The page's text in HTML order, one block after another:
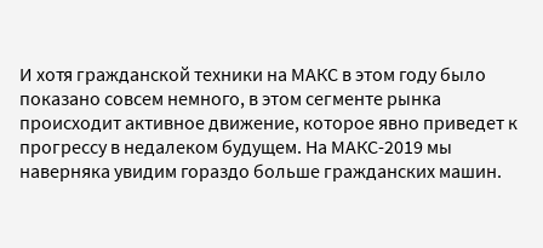
И хотя гражданской техники на МАКС в этом году было
показано совсем немного, в этом сегменте рынка
происходит активное движение, которое явно приведет к
прогрессу в недалеком будущем. На МАКС-2019 мы
наверняка увидим гораздо больше гражданских машин.